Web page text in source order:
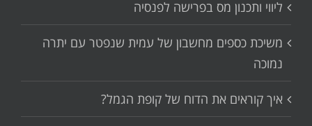
ליווי ותכנון מס בפרישה לפנסיה
משיכת כספים מחשבון של עמית שנפטר עם יתרה
נמוכה
איך קוראים את הדוח של קופת הגמל?